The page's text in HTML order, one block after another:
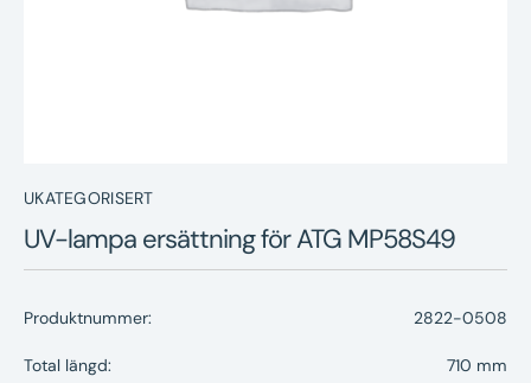
UKATEGORISERT
UV-lampa ersättning för ATG MP58S49
Produktnummer: 2822-0508
Total längd: 710 mm